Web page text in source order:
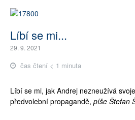
Líbí se mi...
29. 9. 2021
čas čtení < 1 minuta
Líbí se mi, jak Andrej nezneužívá
předvolební propagandě, píše Štefan